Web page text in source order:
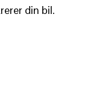
din bil.